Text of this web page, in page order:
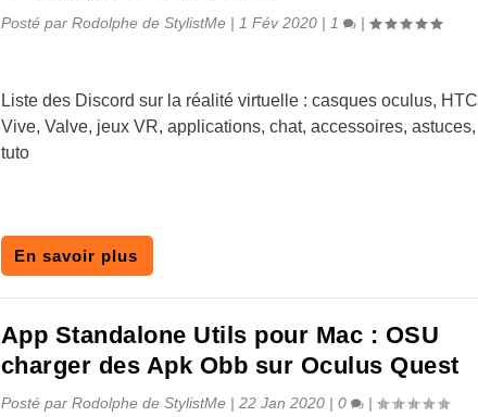
Posté par Rodolphe de StylistMe| 1 Fév 2020| 1 |
Liste des Discord sur la réalité virtuelle : casques oculus, HTC
Vive, Valve, jeux VR, applications, chat, accessoires, astuces,
tuto
En savoir plus
App Standalone Utils pour Mac : OSU
charger des Apk Obb sur Oculus Quest
Posté par Rodolphe de StylistMe| 22 Jan 2020| 0 |